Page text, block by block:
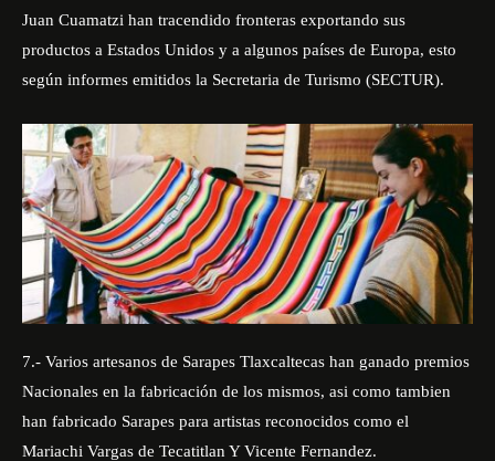
Juan Cuamatzi han tracendido fronteras exportando sus
productos a Estados Unidos y a algunos países de Europa, esto
según informes emitidos la Secretaria de Turismo (SECTUR).
7.- Varios artesanos de Sarapes Tlaxcaltecas han ganado premios
Nacionales en la fabricación de los mismos, asi como tambien
han fabricado Sarapes para artistas reconocidos como el
Mariachi Vargas de Tecatitlan Y Vicente Fernandez.